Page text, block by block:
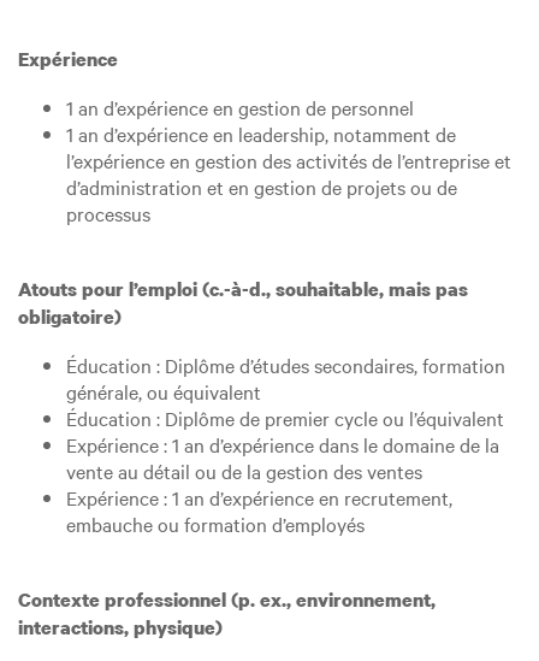
Expérience
1 an d’expérience en gestion de personnel
1 an d’expérience en leadership, notamment de
l’expérience en gestion des activités de l’entreprise et
d’administration et en gestion de projets ou de
processus
Atouts pour l’emploi (c.-à-d., souhaitable, mais pas
obligatoire)
Éducation : Diplôme d’études secondaires, formation
générale, ou équivalent
Éducation : Diplôme de premier cycle ou l’équivalent
Expérience : 1 an d’expérience dans le domaine de la
vente au détail ou de la gestion des ventes
Expérience : 1 an d’expérience en recrutement,
embauche ou formation d’employés
Contexte professionnel (p. ex., environnement,
interactions, physique)